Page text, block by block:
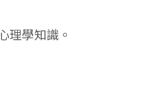
理學知識。